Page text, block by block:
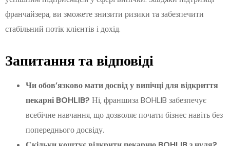
франчайзера, ви зможете знизити ризики та забезпечити
стабільний потік клієнтів і дохід.
Запитання та відповіді
Чи обов’язково мати досвід у випічці для відкриття
пекарні BOHLIB? Ні, франшиза BOHLIB забезпечує
всебічне навчання, що дозволяє почати бізнес навіть без
попереднього досвіду.